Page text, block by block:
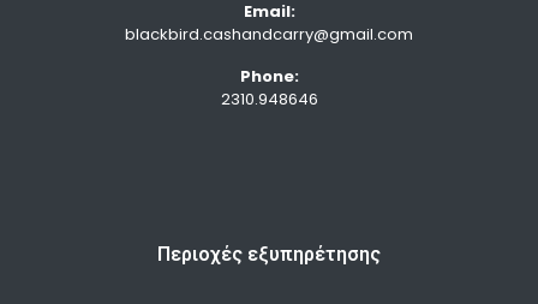
Email:
blackbird.cashandcarry@gmail.com
Phone:
2310.948646
Περιοχές εξυπηρέτησης